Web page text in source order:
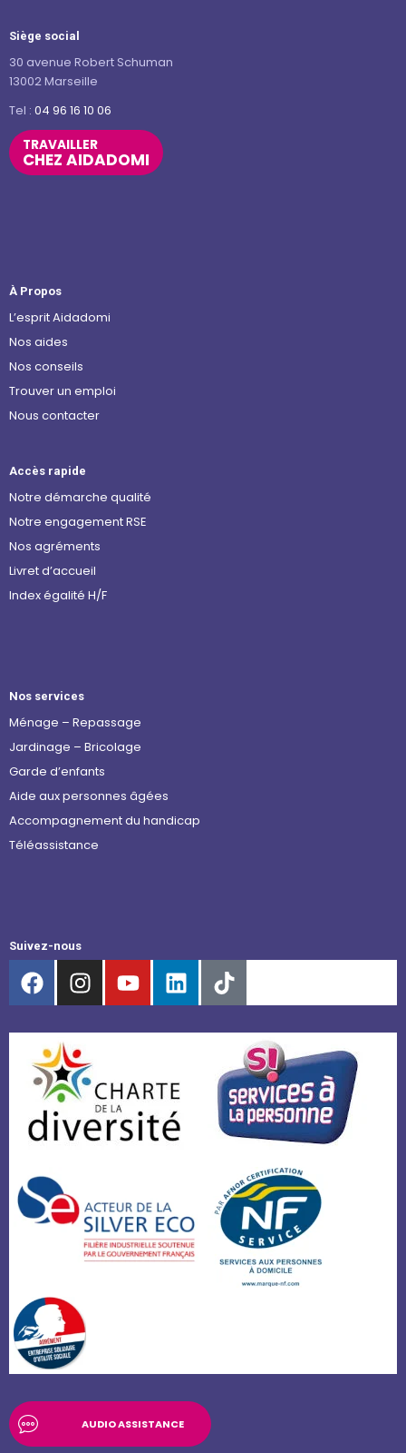
Siège social
30 avenue Robert Schuman
13002 Marseille
Tel : 04 96 16 10 06
TRAVAILLER
CHEZ AIDADOMI
À Propos
L’esprit Aidadomi
Nos aides
Nos conseils
Trouver un emploi
Nous contacter
Accès rapide
Notre démarche qualité
Notre engagement RSE
Nos agréments
Livret d’accueil
Index égalité H/F
Nos services
Ménage – Repassage
Jardinage – Bricolage
Garde d’enfants
Aide aux personnes âgées
Accompagnement du handicap
Téléassistance
Suivez-nous
AUDIO ASSISTANCE